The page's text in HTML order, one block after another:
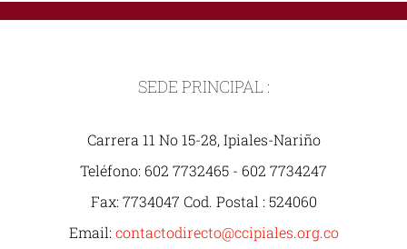
SEDE PRINCIPAL :
Carrera 11 No 15-28, Ipiales-Nariño
Teléfono: 602 7732465 - 602 7734247
Fax: 7734047 Cod. Postal : 524060
Email: contactodirecto@ccipiales.org.co